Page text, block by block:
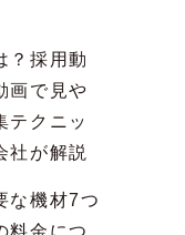
？採用動
画で見や
テクニッ
社が解説
な機材7つ